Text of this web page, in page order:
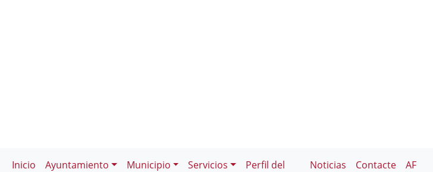
Inicio Ayuntamiento Municipio Servicios
Perfil del
Noticias Contacte
AF